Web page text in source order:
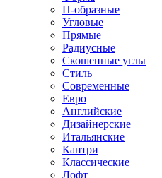
П-образные
Угловые
Прямые
Радиусные
Скошенные углы
Стиль
Современные
Евро
Английские
Дизайнерские
Итальянские
Кантри
Классические
Лофт